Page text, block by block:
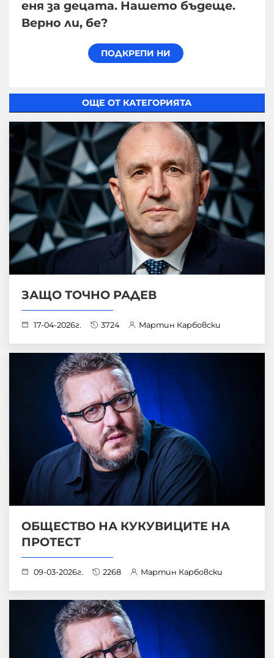
еня за децата. Нашето бъдеще.
Верно ли, бе?
ОЩЕ ОТ КАТЕГОРИЯТА
ЗАЩО ТОЧНО РАДЕВ
17-04-2026г. 3724 Мартин Карбовски
ОБЩЕСТВО НА КУКУВИЦИТЕ НА
ПРОТЕСТ
09-03-2026г. 2268 Мартин Карбовски